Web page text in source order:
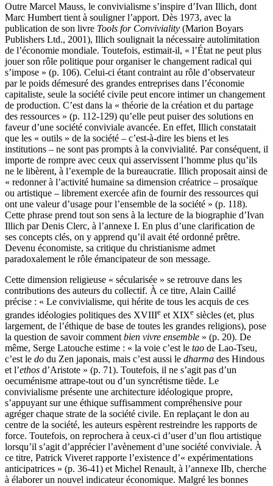
Outre Marcel Mauss, le convivialisme s’inspire d’Ivan Illich, dont
Marc Humbert tient à souligner l’apport. Dès 1973, avec la
publication de son livre Tools for Conviviality (Marion Boyars
Publishers Ltd., 2001), Illich soulignait la nécessaire autolimitation
de l’économie mondiale. Toutefois, estimait-il, « l’État ne peut plus
jouer son rôle politique pour organiser le changement radical qui
s’impose » (p. 106). Celui-ci étant contraint au rôle d’observateur
par le poids démesuré des grandes entreprises dans l’économie
capitaliste, seule la société civile peut encore intimer un changement
de production. C’est dans la « théorie de la création et du partage
des ressources » (p. 112-129) qu’elle peut puiser des solutions en
faveur d’une société conviviale avancée. En effet, Illich constatait
que les « outils » de la société – c’est-à-dire les biens et les
institutions – ne sont pas prompts à la convivialité. Par conséquent, il
importe de rompre avec ceux qui asservissent l’homme plus qu’ils
ne le libèrent, à l’exemple de la bureaucratie. Illich proposait ainsi de
« redonner à l’activité humaine sa dimension créatrice – prosaïque
ou artistique – librement exercée afin de fournir des ressources qui
ont une valeur d’usage pour l’ensemble de la société » (p. 118).
Cette phrase prend tout son sens à la lecture de la biographie d’Ivan
Illich par Denis Clerc, à l’annexe I. En plus d’une clarification de
ses concepts clés, on y apprend qu’il avait été ordonné prêtre.
Devenu économiste, sa critique du christianisme admet
paradoxalement le rôle émancipateur de son message.
Cette dimension religieuse « sécularisée » se retrouve dans les
contributions des auteurs du collectif. À ce titre, Alain Caillé
précise : « Le convivialisme, qui hérite de tous les acquis de ces
grandes idéologies politiques des XVIIIe et XIXe siècles (et, plus
largement, de l’éthique de base de toutes les grandes religions), pose
la question de savoir comment bien vivre ensemble » (p. 20). De
même, Serge Latouche estime : « la voie c’est le tao de Lao-Tseu,
c’est le do du Zen japonais, mais c’est aussi le dharma des Hindous
et l’ethos d’Aristote » (p. 71). Toutefois, il ne s’agit pas d’un
oecuménisme attrape-tout ou d’un syncrétisme tiède. Le
convivialisme présente une architecture idéologique propre,
s’appuyant sur une éthique suffisamment compréhensive pour
agréger chaque strate de la société civile. En replaçant le don au
centre de la société, les auteurs espèrent restreindre les rapports de
force. Toutefois, on reprochera à ceux-ci d’user d’un flou artistique
lorsqu’il s’agit d’apprécier l’avènement d’une société conviviale. À
ce titre, Patrick Viveret rapporte l’existence d’« expérimentations
anticipatrices » (p. 36-41) et Michel Renault, à l’annexe IIb, cherche
à élaborer un nouvel indicateur économique. Malgré les bonnes